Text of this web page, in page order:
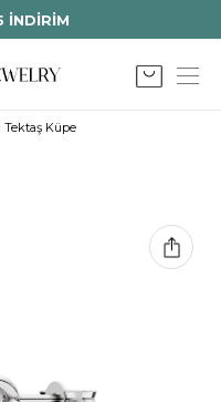
İNDİRİM
Tektaş Küpe